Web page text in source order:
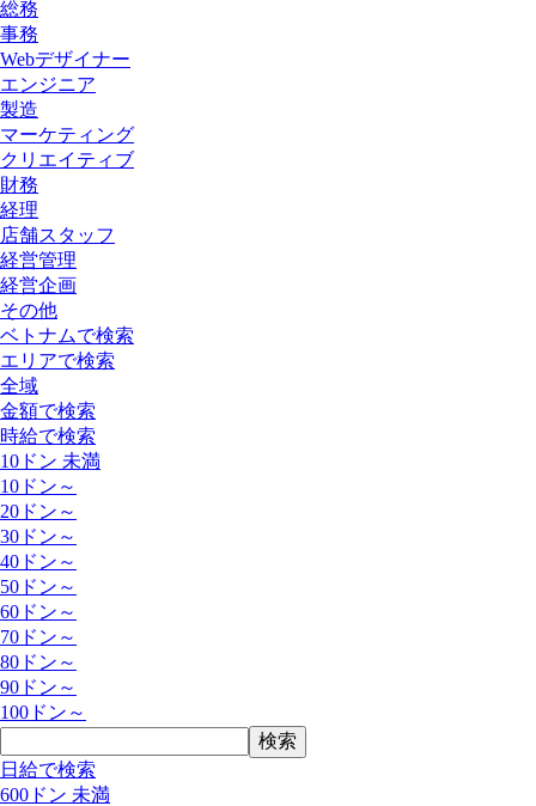
総務
事務
Webデザイナー
エンジニア
製造
マーケティング
クリエイティブ
財務
経理
店舗スタッフ
経営管理
経営企画
その他
ベトナムで検索
エリアで検索
全域
金額で検索
時給で検索
10ドン 未満
10ドン～
20ドン～
30ドン～
40ドン～
50ドン～
60ドン～
70ドン～
80ドン～
90ドン～
100ドン～
日給で検索
600ドン 未満